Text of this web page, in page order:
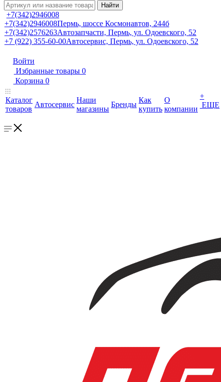
Найти
+7(342)2946008
+7(342)2946008Пермь, шоссе Космонавтов, 244б
+7(342)2576263Автозапчасти, Пермь, ул. Одоевского, 52
+7 (922) 355-60-00Автосервис, Пермь, ул. Одоевского, 52
Войти
Избранные товары 0
Корзина 0
Каталог
товаров
Автосервис
Наши
магазины
Бренды
Как
купить
О
компании
+
ЕЩЕ